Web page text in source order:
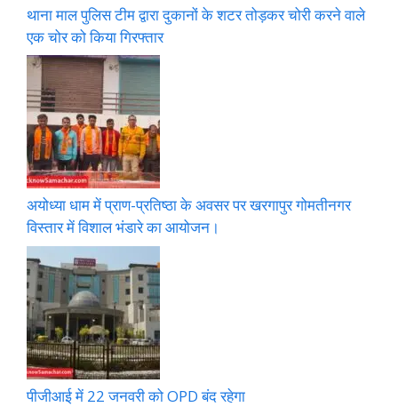
थाना माल पुलिस टीम द्वारा दुकानों के शटर तोड़कर चोरी करने वाले
एक चोर को किया गिरफ्तार
अयोध्या धाम में प्राण-प्रतिष्ठा के अवसर पर खरगापुर गोमतीनगर
विस्तार में विशाल भंडारे का आयोजन।
पीजीआई में 22 जनवरी को OPD बंद रहेगा